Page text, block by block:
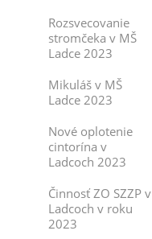
Rozsvecovanie
stromčeka v MŠ
Ladce 2023
Mikuláš v MŠ
Ladce 2023
Nové oplotenie
cintorína v
Ladcoch 2023
Činnosť ZO SZZP v
Ladcoch v roku
2023